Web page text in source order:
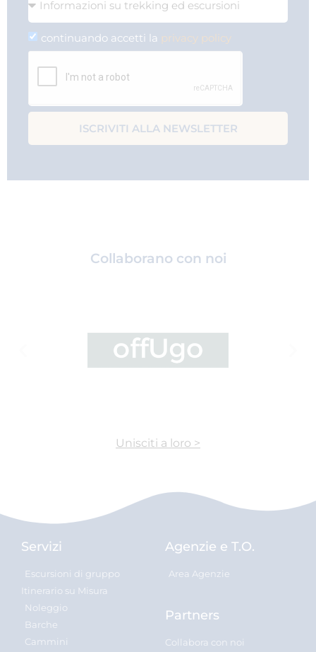
continuando accetti la privacy policy
ISCRIVITI ALLA NEWSLETTER
Collaborano con noi
Unisciti a loro >
Servizi
Escursioni di gruppo
Itinerario su Misura
Noleggio
Barche
Cammini
Agenzie e T.O.
Area Agenzie
Partners
Collabora con noi